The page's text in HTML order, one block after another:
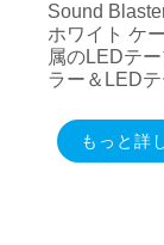
Sound
ホワイト ケ
属のLEDテ
ラー＆LED
もっと詳